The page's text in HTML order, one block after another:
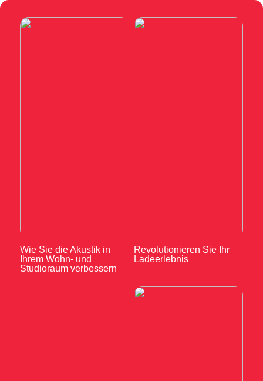
Wie Sie die Akustik in
Ihrem Wohn- und
Studioraum verbessern
Revolutionieren Sie Ihr
Ladeerlebnis